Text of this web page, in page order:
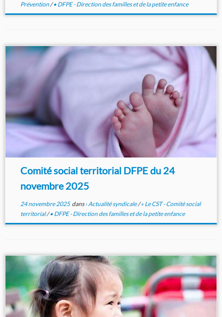
Prévention/• DFPE - Direction des familles et de la petite enfance
Comité social territorial DFPE du 24
novembre 2025
24 novembre 2025dans› Actualité syndicale/» Le CST - Comité social
territorial/• DFPE - Direction des familles et de la petite enfance